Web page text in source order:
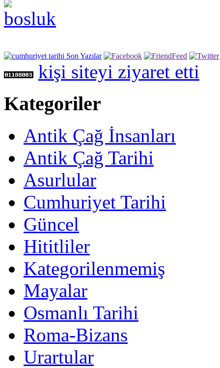
kişi siteyi ziyaret etti
Kategoriler
Antik Çağ İnsanları
Antik Çağ Tarihi
Asurlular
Cumhuriyet Tarihi
Güncel
Hititliler
Kategorilenmemiş
Mayalar
Osmanlı Tarihi
Roma-Bizans
Urartular